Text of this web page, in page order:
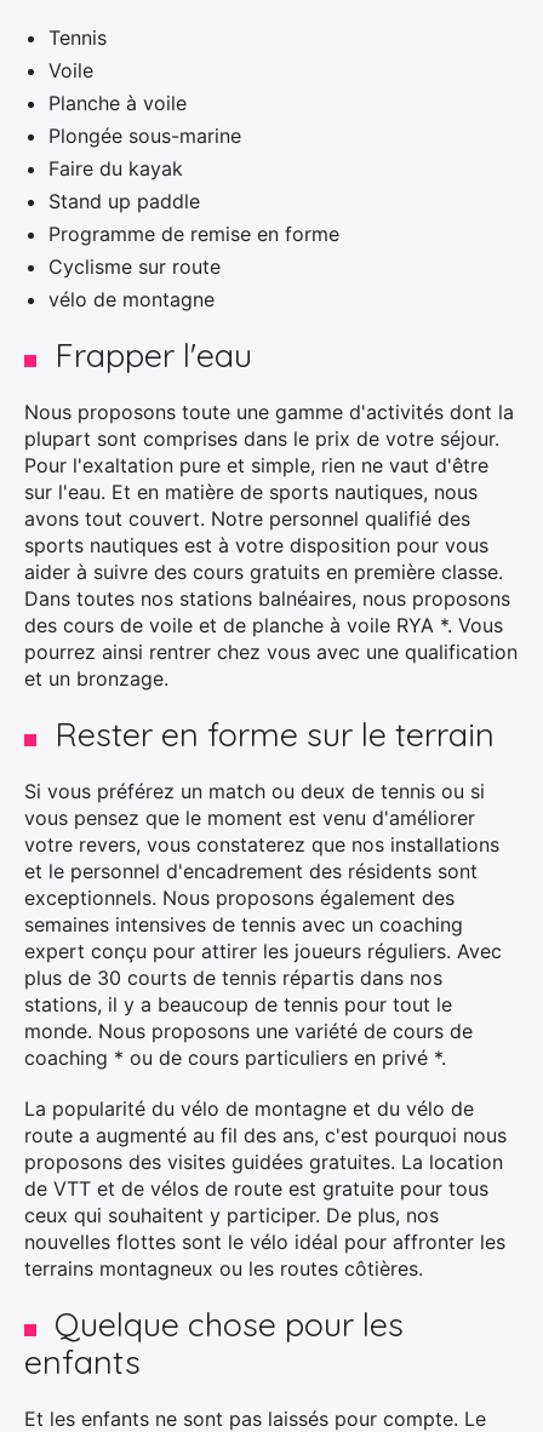
Tennis
Voile
Planche à voile
Plongée sous-marine
Faire du kayak
Stand up paddle
Programme de remise en forme
Cyclisme sur route
vélo de montagne
Frapper l'eau
Nous proposons toute une gamme d'activités dont la
plupart sont comprises dans le prix de votre séjour.
Pour l'exaltation pure et simple, rien ne vaut d'être
sur l'eau. Et en matière de sports nautiques, nous
avons tout couvert. Notre personnel qualifié des
sports nautiques est à votre disposition pour vous
aider à suivre des cours gratuits en première classe.
Dans toutes nos stations balnéaires, nous proposons
des cours de voile et de planche à voile RYA *. Vous
pourrez ainsi rentrer chez vous avec une qualification
et un bronzage.
Rester en forme sur le terrain
Si vous préférez un match ou deux de tennis ou si
vous pensez que le moment est venu d'améliorer
votre revers, vous constaterez que nos installations
et le personnel d'encadrement des résidents sont
exceptionnels. Nous proposons également des
semaines intensives de tennis avec un coaching
expert conçu pour attirer les joueurs réguliers. Avec
plus de 30 courts de tennis répartis dans nos
stations, il y a beaucoup de tennis pour tout le
monde. Nous proposons une variété de cours de
coaching * ou de cours particuliers en privé *.
La popularité du vélo de montagne et du vélo de
route a augmenté au fil des ans, c'est pourquoi nous
proposons des visites guidées gratuites. La location
de VTT et de vélos de route est gratuite pour tous
ceux qui souhaitent y participer. De plus, nos
nouvelles flottes sont le vélo idéal pour affronter les
terrains montagneux ou les routes côtières.
Quelque chose pour les
enfants
Et les enfants ne sont pas laissés pour compte. Le
×
Rechercher